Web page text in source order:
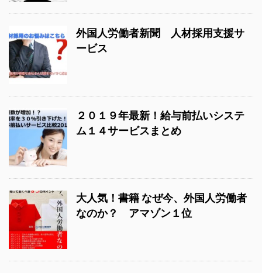
外国人労働者新聞 人材採用支援サ
ービス
２０１９年最新！給与前払いシステ
ム１４サービスまとめ
大人気！書籍 なぜ今、外国人労働者
なのか？ アマゾン１位